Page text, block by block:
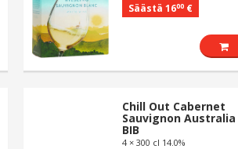
Säästä 1600€
Chill Out Cabernet
Sauvignon Australia
BIB
4 × 300 cl 14.0%